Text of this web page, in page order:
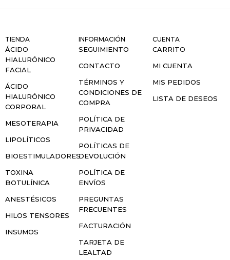
TIENDA
ÁCIDO
HIALURÓNICO
FACIAL
ÁCIDO
HIALURÓNICO
CORPORAL
MESOTERAPIA
LIPOLÍTICOS
BIOESTIMULADORES
TOXINA
BOTULÍNICA
ANESTÉSICOS
HILOS TENSORES
INSUMOS
INFORMACIÓN
SEGUIMIENTO
CONTACTO
TÉRMINOS Y
CONDICIONES DE
COMPRA
POLÍTICA DE
PRIVACIDAD
POLÍTICAS DE
DEVOLUCIÓN
POLÍTICA DE
ENVÍOS
PREGUNTAS
FRECUENTES
FACTURACIÓN
TARJETA DE
LEALTAD
CUENTA
CARRITO
MI CUENTA
MIS PEDIDOS
LISTA DE DESEOS